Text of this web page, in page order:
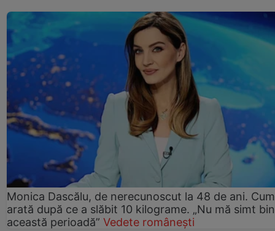
Monica Dascălu, de nerecunoscut la 48 de ani. Cum
arată după ce a slăbit 10 kilograme. „Nu mă simt
această perioadă” Vedete românești